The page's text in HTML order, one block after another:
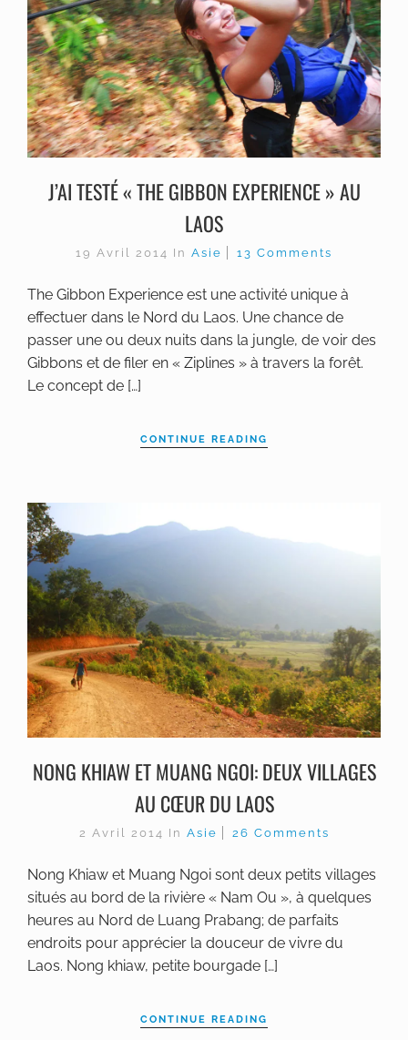
J’AI TESTÉ « THE GIBBON EXPERIENCE » AU
LAOS
19 Avril 2014 In Asie 13 Comments
The Gibbon Experience est une activité unique à
effectuer dans le Nord du Laos. Une chance de
passer une ou deux nuits dans la jungle, de voir des
Gibbons et de filer en « Ziplines » à travers la forêt.
Le concept de […]
CONTINUE READING
NONG KHIAW ET MUANG NGOI: DEUX VILLAGES
AU CŒUR DU LAOS
2 Avril 2014 In Asie 26 Comments
Nong Khiaw et Muang Ngoi sont deux petits villages
situés au bord de la rivière « Nam Ou », à quelques
heures au Nord de Luang Prabang; de parfaits
endroits pour apprécier la douceur de vivre du
Laos. Nong khiaw, petite bourgade […]
CONTINUE READING